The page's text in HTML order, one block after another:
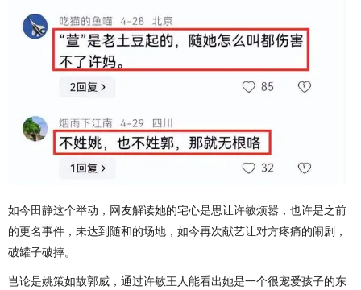
如今田静这个举动，网友解读她的宅心是思让许敏烦嚣，也许是之前
的更名事件，未达到随和的场地，如今再次献艺让对方疼痛的闹剧，
破罐子破摔。
岂论是姚策如故郭威，通过许敏王人能看出她是一个很宠爱孩子的东